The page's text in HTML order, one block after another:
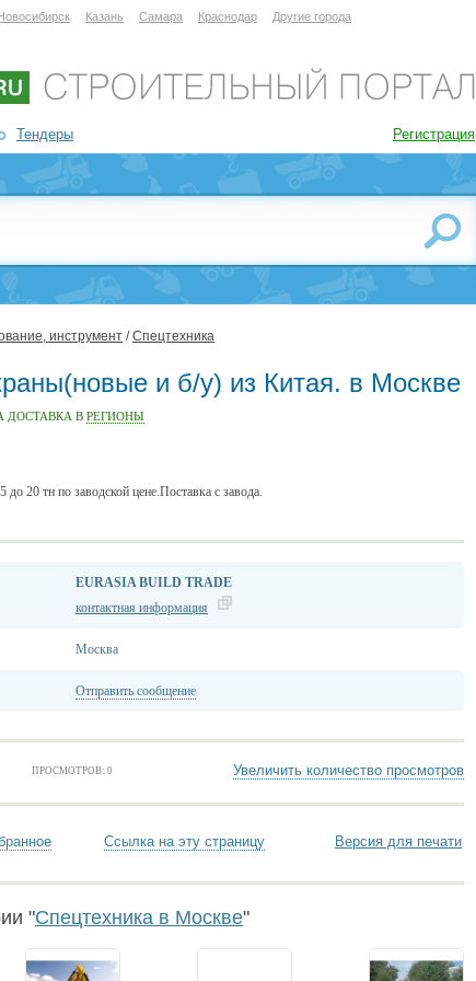
Казань Самара Краснодар Другие города
Тендеры Регистрация
инструмент /Спецтехника
и б/у) из Китая. в Москве
ДОСТАВКА В РЕГИОНЫ
20 тн по заводской цене.Поставка с завода.
EURASIA BUILD TRADE
контактная информация
Москва
Отправить сообщение
ПРОСМОТРОВ: 0 Увеличить количество просмотров
Ссылка на эту страницу Версия для печати
"Спецтехника в Москве"